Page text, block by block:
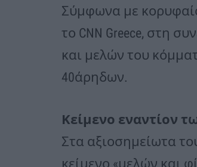
Σύμφωνα με
το CNN Greece, στη
και μελών του
40άρηδων.
Κείμενο εναντίον
Στα αξιοσημείωτα
κείμενο «μελών και